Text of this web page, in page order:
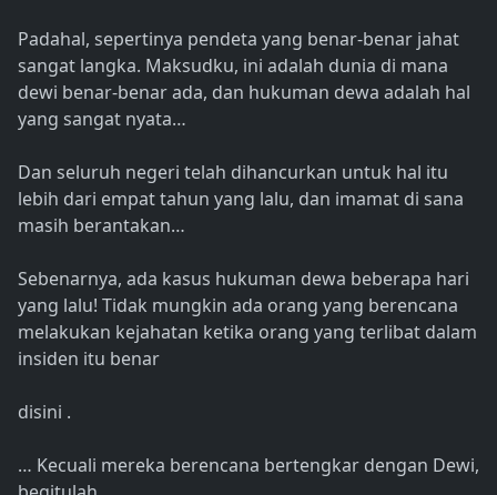
Padahal, sepertinya pendeta yang benar-benar jahat
sangat langka. Maksudku, ini adalah dunia di mana
dewi benar-benar ada, dan hukuman dewa adalah hal
yang sangat nyata…
Dan seluruh negeri telah dihancurkan untuk hal itu
lebih dari empat tahun yang lalu, dan imamat di sana
masih berantakan…
Sebenarnya, ada kasus hukuman dewa beberapa hari
yang lalu! Tidak mungkin ada orang yang berencana
melakukan kejahatan ketika orang yang terlibat dalam
insiden itu benar
disini .
… Kecuali mereka berencana bertengkar dengan Dewi,